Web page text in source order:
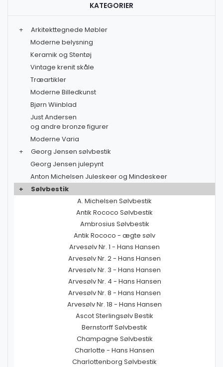
KATEGORIER
+
Arkitekttegnede Møbler
Moderne belysning
Keramik og Stentøj
Vintage krenit skåle
Træartikler
Moderne Billedkunst
Bjørn Wiinblad
Just Andersen
og andre bronze figurer
Moderne Varia
+
Georg Jensen sølvbestik
Georg Jensen julepynt
Anton Michelsen Juleskeer og Mindeskeer
+
Sølvbestik
A. Michelsen Sølvbestik
Antik Rococo Sølvbestik
Ambrosius Sølvbestik
Antik Rococo - ægte sølv
Arvesølv Nr. 1 - Hans Hansen
Arvesølv Nr. 2 - Hans Hansen
Arvesølv Nr. 3 - Hans Hansen
Arvesølv Nr. 4 - Hans Hansen
Arvesølv Nr. 8 - Hans Hansen
Arvesølv Nr. 18 - Hans Hansen
Ascot Sterlingsølv Bestik
Bernstorff Sølvbestik
Champagne Sølvbestik
Charlotte - Hans Hansen
Charlottenborg Sølvbestik